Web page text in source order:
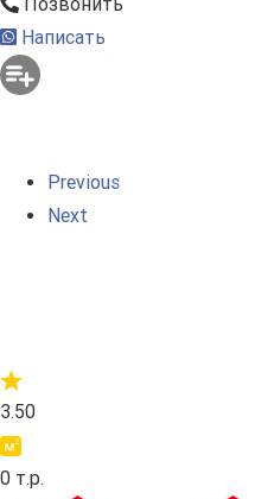
Написать
Previous
Next
3.50
0 т.р.